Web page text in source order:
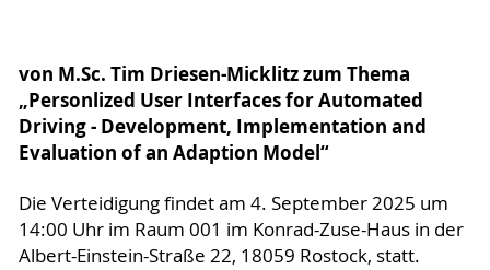
von M.Sc. Tim Driesen-Micklitz zum Thema
„Personlized User Interfaces for Automated
Driving - Development, Implementation and
Evaluation of an Adaption Model“
Die Verteidigung findet am 4. September 2025 um
14:00 Uhr im Raum 001 im Konrad-Zuse-Haus in der
Albert-Einstein-Straße 22, 18059 Rostock, statt.